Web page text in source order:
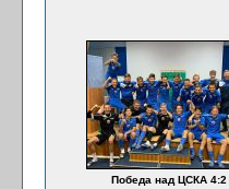
Победа над ЦСКА 4:2